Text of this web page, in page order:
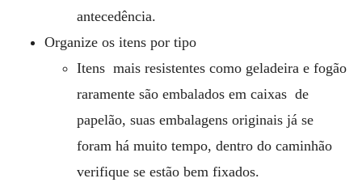
antecedência.
Organize os itens por tipo
Itens mais resistentes como geladeira e fogão
raramente são embalados em caixas de
papelão, suas embalagens originais já se
foram há muito tempo, dentro do caminhão
verifique se estão bem fixados.